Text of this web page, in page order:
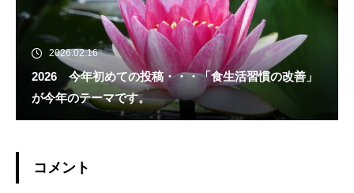
2026.02.16
2026 今年初めての投稿・・・「食生活習慣の改善」
が今年のテーマです。
コメント